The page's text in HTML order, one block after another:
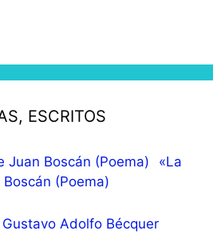
ESCRITOS
«La
(Poema)